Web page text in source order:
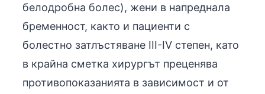
белодробна болес), жени в напреднала
бременност, както и пациенти с
болестно затлъстяване ІІІ-ІV степен, като
в крайна сметка хирургът преценява
противопоказанията в зависимост и от